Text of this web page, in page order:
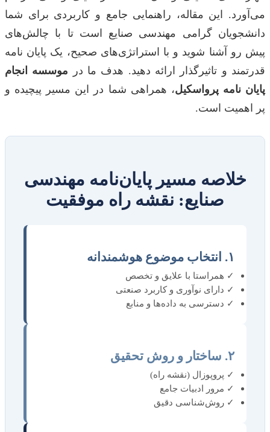
می‌آورد. این مقاله، راهنمایی جامع و کاربردی برای شما
دانشجویان گرامی مهندسی صنایع است تا با چالش‌های
پیش رو آشنا شوید و با استراتژی‌های صحیح، یک پایان نامه
قدرتمند و تاثیرگذار ارائه دهید. هدف ما در موسسه انجام
پایان نامه پرواسکیل، همراهی شما در این مسیر پیچیده و
پر اهمیت است.
خلاصه مسیر پایان‌نامه مهندسی
صنایع: نقشه راه موفقیت
۱. انتخاب موضوع هوشمندانه
✓ همراستا با علایق و تخصص
✓ دارای نوآوری و کاربرد صنعتی
✓ دسترسی به داده‌ها و منابع
۲. ساختار و روش تحقیق
✓ پروپوزال (نقشه راه)
✓ مرور ادبیات جامع
✓ روش‌شناسی دقیق